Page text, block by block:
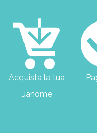
Acquista la tua
Janome